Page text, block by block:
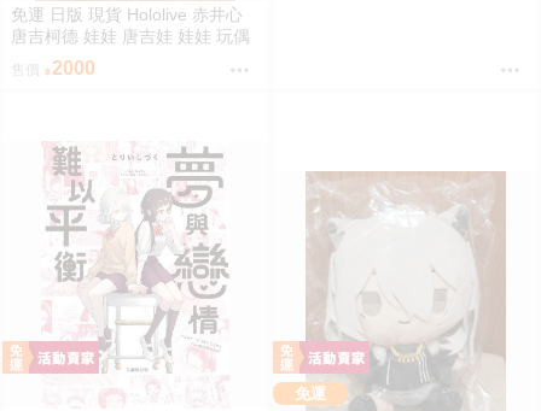
免運 日版 現貨 Hololive 赤井心
唐吉柯德 娃娃 唐吉娃 娃娃 玩偶
ドン・キホーテ もちどる 赤井は
あと
2000
免運